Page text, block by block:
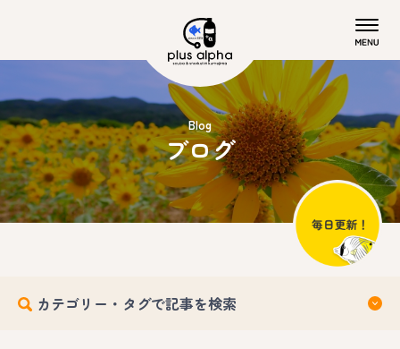
Blog
ブログ
カテゴリー・タグで記事を検索